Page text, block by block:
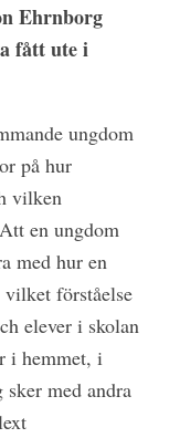
Ehrnborg
fått ute i
ungdom
på hur
vilken
en ungdom
med hur en
vilket förståelse
elever i skolan
i hemmet, i
med andra